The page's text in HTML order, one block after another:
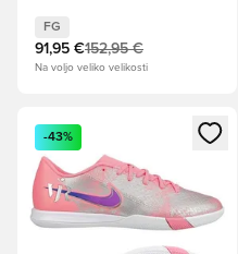
eksplozija
FG
91,95 €152,95 €
Na voljo veliko velikosti
Odpre Modal za prijavo ali
-43%